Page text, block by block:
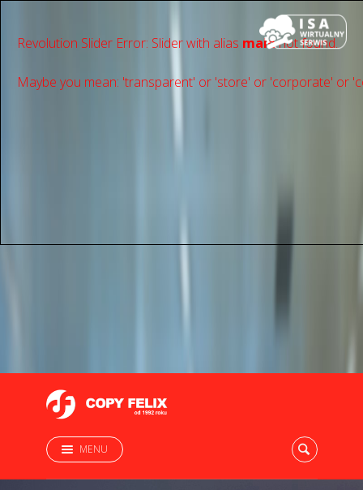
Revolution Slider Error: Slider with alias mainnot found.
Maybe you mean: 'transparent' or 'store' or 'сorporate' or
MENU